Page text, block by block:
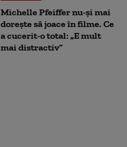
Michelle Pfeiffer nu-și mai
dorește să joace în filme. Ce
a cucerit-o total: „E mult
mai distractiv”